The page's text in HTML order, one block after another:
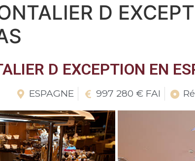
D
D EXCEPTION EN
ESPAGNE 997 280 € FAI